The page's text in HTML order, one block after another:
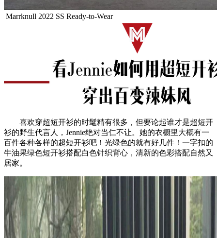
Marrknull 2022 SS Ready-to-Wear
喜欢穿超短开衫的时髦精有很多，但要论起谁才是超短开
衫的野生代言人，Jennie绝对当仁不让。她的衣橱里大概有一
百件各种各样的超短开衫吧！光绿色的就有好几件！一字扣的
牛油果绿色短开衫搭配白色针织背心，清新的色彩搭配自然又
居家。